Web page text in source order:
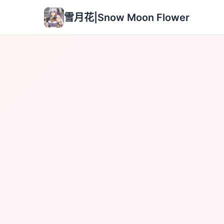
雪月花|Snow Moon Flower